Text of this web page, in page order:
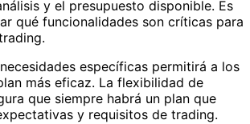
y el presupuesto disponible. Es
qué funcionalidades son críticas para
específicas permitirá a los
más eficaz. La flexibilidad de
que siempre habrá un plan que
y requisitos de trading.